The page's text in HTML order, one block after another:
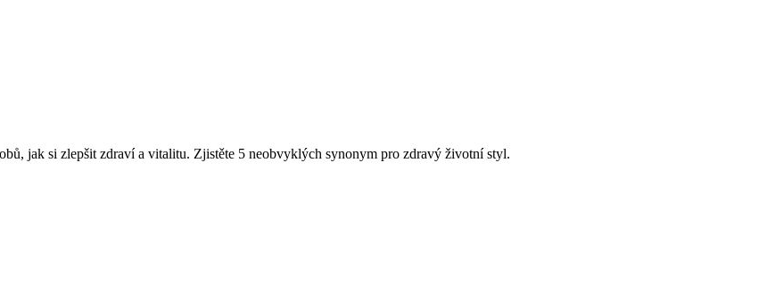
jak si zlepšit zdraví a vitalitu. Zjistěte 5 neobvyklých synonym pro zdravý životní styl.